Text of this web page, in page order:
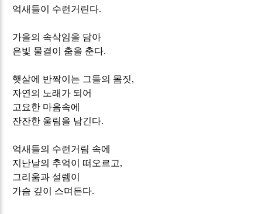
억새들이 수런거린다.
가을의 속삭임을 담아
은빛 물결이 춤을 춘다.
햇살에 반짝이는 그들의 몸짓,
자연의 노래가 되어
고요한 마음속에
잔잔한 울림을 남긴다.
억새들의 수런거림 속에
지난날의 추억이 떠오르고,
그리움과 설렘이
가슴 깊이 스며든다.